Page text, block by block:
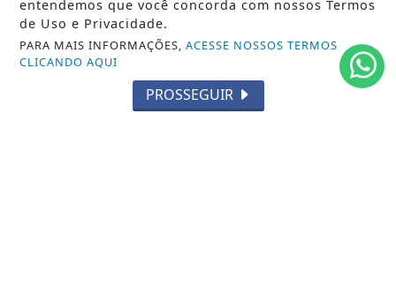
SPORT & SAÚDE
/ NAVEGUE
entendemos que você concorda com nossos Termos
de Uso e Privacidade.
PARA MAIS INFORMAÇÕES,ACESSE NOSSOS TERMOS
CLICANDO AQUI
PROSSEGUIR